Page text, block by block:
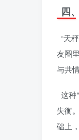
四
“天
友圈
与共
这种
失衡
础上